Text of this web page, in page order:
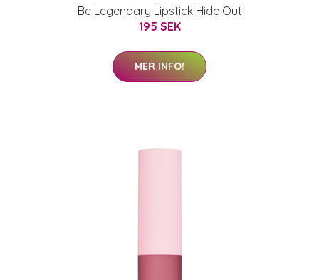
Be Legendary Lipstick Hide Out
195 SEK
MER INFO!